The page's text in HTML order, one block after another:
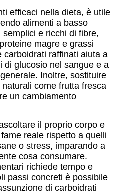
efficaci nella dieta, è utile
alimenti a basso
e ricchi di fibre,
magre e grassi
carboidrati raffinati aiuta a
di glucosio nel sangue e a
Inoltre, sostituire
come frutta fresca
un cambiamento
il proprio corpo e
reale rispetto a quelli
o stress, imparando a
cosa consumare.
richiede tempo e
passi concreti è possibile
di carboidrati